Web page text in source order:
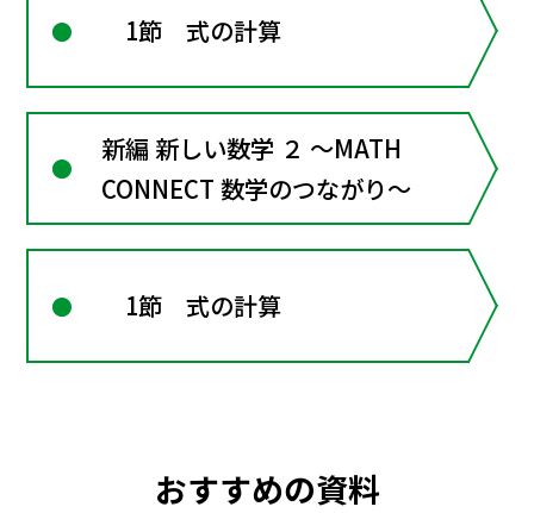
1節 式の計算
新編 新しい数学 ２ ～MATH
CONNECT 数学のつながり～
1節 式の計算
おすすめの資料